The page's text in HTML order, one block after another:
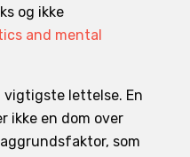
og ikke
and mental
lettelse. En
ikke en dom over
som